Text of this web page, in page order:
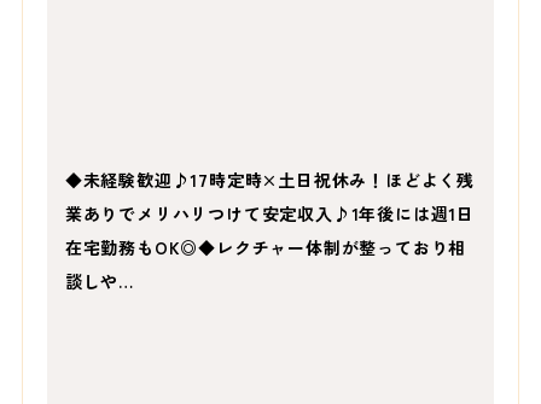
◆未経験歓迎♪17時定時×土日祝休み！ほどよく残
業ありでメリハリつけて安定収入♪1年後には週1日
在宅勤務もOK◎◆レクチャー体制が整っており相
談しや…